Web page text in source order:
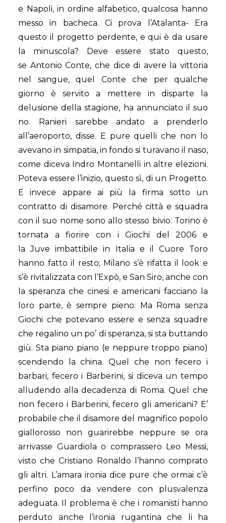
e Napoli, in ordine alfabetico, qualcosa hanno
messo in bacheca. Ci prova l’Atalanta- Era
questo il progetto perdente, e qui è da usare
la minuscola? Deve essere stato questo,
se Antonio Conte, che dice di avere la vittoria
nel sangue, quel Conte che per qualche
giorno è servito a mettere in disparte la
delusione della stagione, ha annunciato il suo
no. Ranieri sarebbe andato a prenderlo
all’aeroporto, disse. E pure quelli che non lo
avevano in simpatia, in fondo si turavano il naso,
come diceva Indro Montanelli in altre elezioni.
Poteva essere l’inizio, questo sì, di un Progetto.
E invece appare ai più la firma sotto un
contratto di disamore. Perché città e squadra
con il suo nome sono allo stesso bivio: Torino è
tornata a fiorire con i Giochi del 2006 e
la Juve imbattibile in Italia e il Cuore Toro
hanno fatto il resto; Milano s’è rifatta il look e
s’è rivitalizzata con l’Expò, e San Siro, anche con
la speranza che cinesi e americani facciano la
loro parte, è sempre pieno: Ma Roma senza
Giochi che potevano essere e senza squadre
che regalino un po’ di speranza, si sta buttando
giù. Sta piano piano (e neppure troppo piano)
scendendo la china. Quel che non fecero i
barbari, fecero i Barberini, si diceva un tempo
alludendo alla decadenza di Roma. Quel che
non fecero i Barberini, fecero gli americani? E’
probabile che il disamore del magnifico popolo
giallorosso non guarirebbe neppure se ora
arrivasse Guardiola o comprassero Leo Messi,
visto che Cristiano Ronaldo l’hanno comprato
gli altri. L’amara ironia dice pure che ormai c’è
perfino poco da vendere con plusvalenza
adeguata. Il problema è che i romanisti hanno
perduto anche l’ironia rugantina che li ha